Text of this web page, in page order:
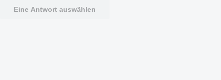
Eine Antwort auswählen